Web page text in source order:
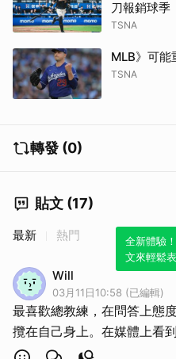
刀報銷球季
TSNA
MLB》可
TSNA
轉發 (0)
貼文 (17)
全新體驗
文來輕鬆
最新 熱門
Will
03月11日10:58 (已編輯)
最喜歡總教練，在問答上態
攬在自己身上。在媒體上看